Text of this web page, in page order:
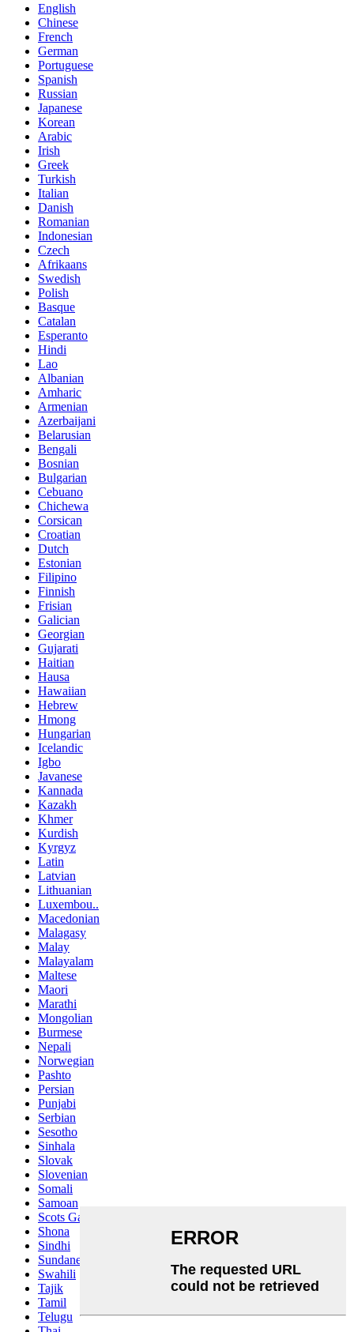
English
Chinese
French
German
Portuguese
Spanish
Russian
Japanese
Korean
Arabic
Irish
Greek
Turkish
Italian
Danish
Romanian
Indonesian
Czech
Afrikaans
Swedish
Polish
Basque
Catalan
Esperanto
Hindi
Lao
Albanian
Amharic
Armenian
Azerbaijani
Belarusian
Bengali
Bosnian
Bulgarian
Cebuano
Chichewa
Corsican
Croatian
Dutch
Estonian
Filipino
Finnish
Frisian
Galician
Georgian
Gujarati
Haitian
Hausa
Hawaiian
Hebrew
Hmong
Hungarian
Icelandic
Igbo
Javanese
Kannada
Kazakh
Khmer
Kurdish
Kyrgyz
Latin
Latvian
Lithuanian
Luxembou..
Macedonian
Malagasy
Malay
Malayalam
Maltese
Maori
Marathi
Mongolian
Burmese
Nepali
Norwegian
Pashto
Persian
Punjabi
Serbian
Sesotho
Sinhala
Slovak
Slovenian
Somali
Samoan
Scots Gaelic
Shona
Sindhi
Sundanese
Swahili
Tajik
Tamil
Telugu